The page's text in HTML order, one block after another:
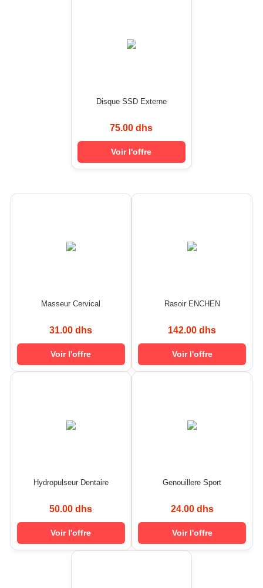
Disque SSD Externe
75.00 dhs
Voir l'offre
Masseur Cervical
31.00 dhs
Voir l'offre
Rasoir ENCHEN
142.00 dhs
Voir l'offre
Hydropulseur Dentaire
50.00 dhs
Voir l'offre
Genouillere Sport
24.00 dhs
Voir l'offre